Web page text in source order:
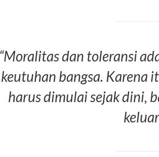
“Moralitas dan toleransi
keutuhan bangsa. Karena
harus dimulai sejak dini,